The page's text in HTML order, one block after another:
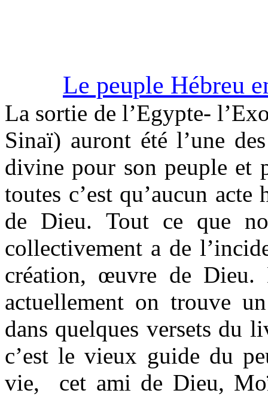
Le peuple Hébreu
La sortie de l’Egypte-
Sinaï) auront été l’une
divine pour son peuple et
toutes c’est qu’aucun
de Dieu. Tout ce que
collectivement a de
création, œuvre de Dieu.
actuellement on trouve
dans quelques versets du
c’est le vieux guide du
vie,
cet ami de Dieu,